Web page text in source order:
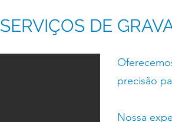
SERVIÇOS DE
precisão
Nossa